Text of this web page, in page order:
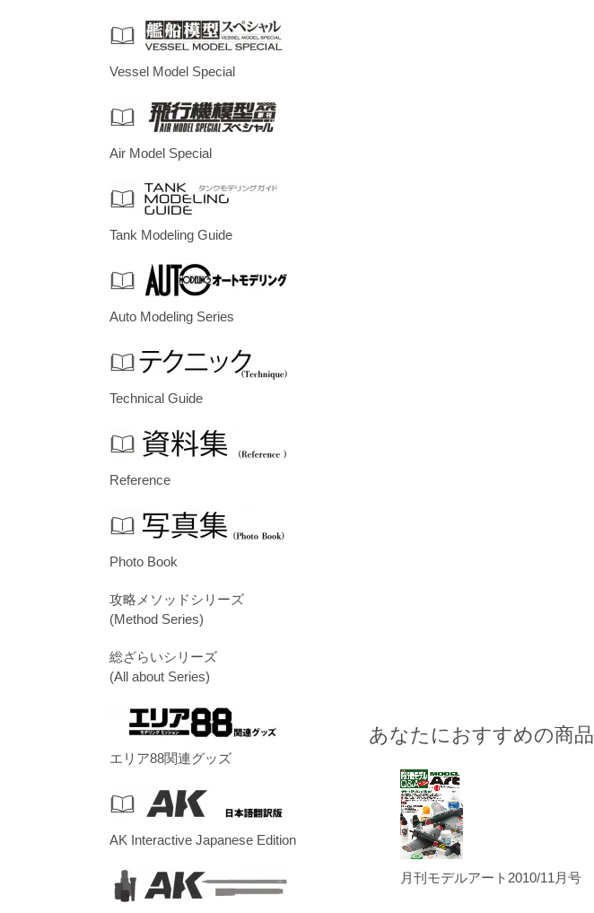
あなたにおすすめの商品
月刊モデルアート2010/11月号
Vessel Model Special
Air Model Special
Tank Modeling Guide
Auto Modeling Series
Technical Guide
Reference
Photo Book
攻略メソッドシリーズ
(Method Series)
総ざらいシリーズ
(All about Series)
エリア88関連グッズ
AK Interactive Japanese Edition